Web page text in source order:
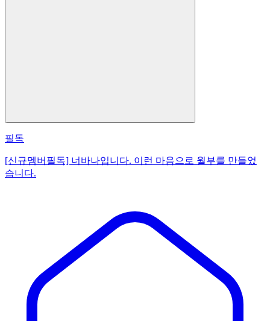
필독
[신규멤버필독] 너바나입니다. 이런 마음으로 월부를 만들었
습니다.